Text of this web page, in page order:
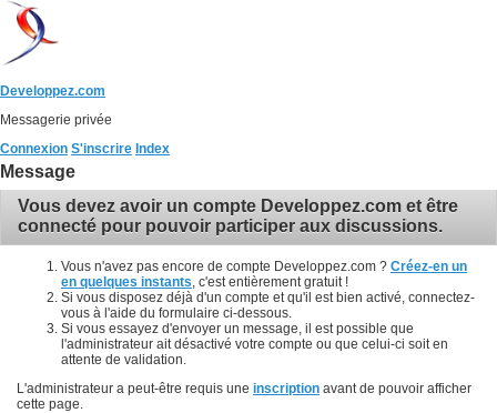
Developpez.com
Messagerie privée
Connexion S'inscrire Index
Message
Vous devez avoir un compte Developpez.com et être
connecté pour pouvoir participer aux discussions.
Vous n'avez pas encore de compte Developpez.com ? Créez-en un
en quelques instants , c'est entièrement gratuit !
Si vous disposez déjà d'un compte et qu'il est bien activé, connectez-
vous à l'aide du formulaire ci-dessous.
Si vous essayez d'envoyer un message, il est possible que
l'administrateur ait désactivé votre compte ou que celui-ci soit en
attente de validation.
L'administrateur a peut-être requis une inscription avant de pouvoir afficher
cette page.